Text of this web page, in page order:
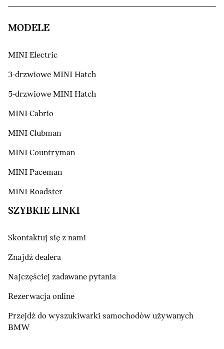
MODELE
MINI Electric
3-drzwiowe MINI Hatch
5-drzwiowe MINI Hatch
MINI Cabrio
MINI Clubman
MINI Countryman
MINI Paceman
MINI Roadster
SZYBKIE LINKI
Skontaktuj się z nami
Znajdź dealera
Najczęściej zadawane pytania
Rezerwacja online
Przejdź do wyszukiwarki samochodów używanych
BMW